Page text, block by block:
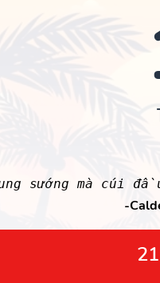
sướng mà cúi
-